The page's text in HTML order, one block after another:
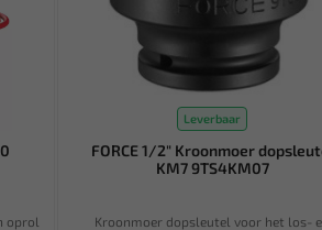
oprol
Leverbaar
FORCE 1/2" Kroonmoer
KM7 9TS4KM07
Kroonmoer dopsleutel voor het los-